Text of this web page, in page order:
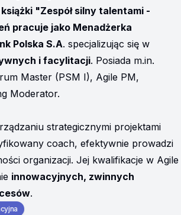
"Zespół silny talentami -
pracuje jako Menadżerka
Polska S.A
i facylitacji. Posiada m.in.
Master (PSM I), Agile PM,
Moderator.
strategicznymi projektami
coach, efektywnie prowadzi
organizacji. Jej kwalifikacje w Agile
innowacyjnych, zwinnych
.